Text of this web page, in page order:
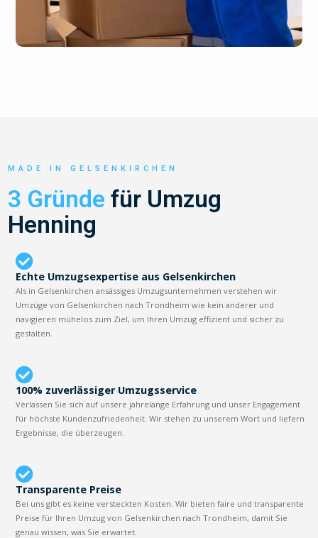
MADE IN GELSENKIRCHEN
3 Gründe für Umzug
Henning
Echte Umzugsexpertise aus Gelsenkirchen
Als in Gelsenkirchen ansässiges Umzugsunternehmen verstehen wir
Umzüge von Gelsenkirchen nach Trondheim wie kein anderer und
navigieren mühelos zum Ziel, um Ihren Umzug effizient und sicher zu
gestalten.
100% zuverlässiger Umzugsservice
Verlassen Sie sich auf unsere jahrelange Erfahrung und unser Engagement
für höchste Kundenzufriedenheit. Wir stehen zu unserem Wort und liefern
Ergebnisse, die überzeugen.
Transparente Preise
Bei uns gibt es keine versteckten Kosten. Wir bieten faire und transparente
Preise für Ihren Umzug von Gelsenkirchen nach Trondheim, damit Sie
genau wissen, was Sie erwartet.